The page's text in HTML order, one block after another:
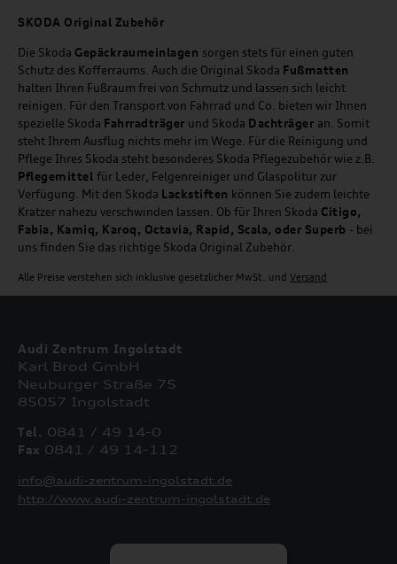
SKODA Original Zubehör
Die Skoda Gepäckraumeinlagen sorgen stets für einen guten
Schutz des Kofferraums. Auch die Original Skoda Fußmatten
halten Ihren Fußraum frei von Schmutz und lassen sich leicht
reinigen. Für den Transport von Fahrrad und Co. bieten wir Ihnen
spezielle Skoda Fahrradträger und Skoda Dachträger an. Somit
steht Ihrem Ausflug nichts mehr im Wege. Für die Reinigung und
Pflege Ihres Skoda steht besonderes Skoda Pflegezubehör wie z.B.
Pflegemittel für Leder, Felgenreiniger und Glaspolitur zur
Verfügung. Mit den Skoda Lackstiften können Sie zudem leichte
Kratzer nahezu verschwinden lassen. Ob für Ihren Skoda Citigo,
Fabia, Kamiq, Karoq, Octavia, Rapid, Scala, oder Superb - bei
uns finden Sie das richtige Skoda Original Zubehör.
Alle Preise verstehen sich inklusive gesetzlicher MwSt. und Versand
Audi Zentrum Ingolstadt
Karl Brod GmbH
Neuburger Straße 75
85057 Ingolstadt
Tel. 0841 / 49 14-0
Fax 0841 / 49 14-112
info@audi-zentrum-ingolstadt.de
http://www.audi-zentrum-ingolstadt.de